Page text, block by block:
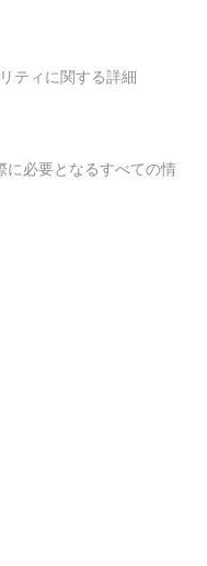
ティに関する詳細
に必要となるすべての情